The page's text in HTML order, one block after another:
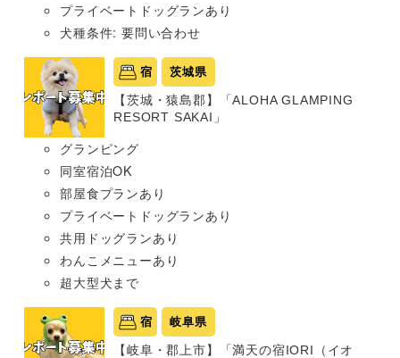
プライベートドッグランあり
犬種条件: 要問い合わせ
宿 茨城県
【茨城・猿島郡】「ALOHA GLAMPING
RESORT SAKAI」
グランピング
同室宿泊OK
部屋食プランあり
プライベートドッグランあり
共用ドッグランあり
わんこメニューあり
超大型犬まで
宿 岐阜県
【岐阜・郡上市】「満天の宿IORI（イオ